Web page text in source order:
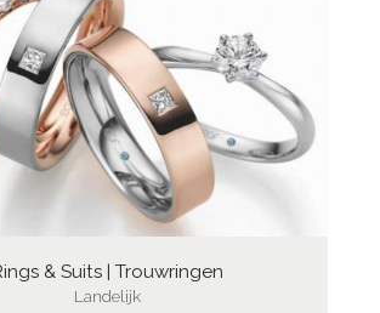
& Suits | Trouwringen
Landelijk